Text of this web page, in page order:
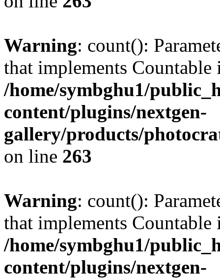
Warning: count():
that implements Countable
/home/symbghu1/
content/plugins/nextgen-
gallery/products/
on line 263
Warning: count():
that implements Countable
/home/symbghu1/
content/plugins/nextgen-